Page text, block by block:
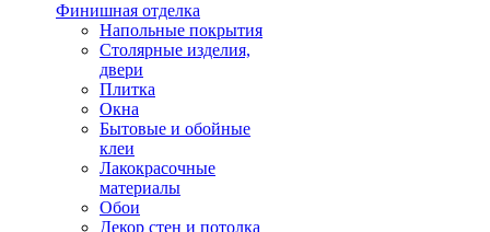
Финишная отделка
Напольные покрытия
Столярные изделия,
двери
Плитка
Окна
Бытовые и обойные
клеи
Лакокрасочные
материалы
Обои
Декор стен и потолка